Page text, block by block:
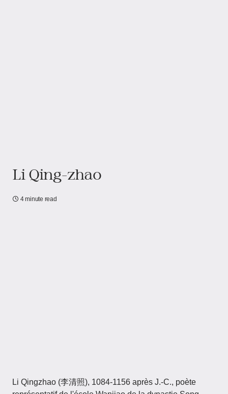
Li Qing-zhao
4 minute read
Li Qingzhao (李清照), 1084-1156 après J.-C., poète